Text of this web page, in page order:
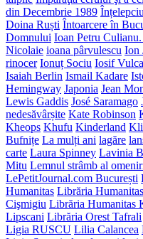
din Decembrie 1989
Doina Ruști Întoarcere în
Domnului Ioan Petru
Nicolaie ioana pârvulescu Ion
rinocer Ionuț Sociu Iosif
Isaiah Berlin Ismail Kadare
Hemingway Japonia Jean
Lewis Gaddis José Saramago
nedesăvârșite Kate Robinson
Kheops Khufu Kinderland
Bufnițe La mulți ani lagăre
carte Laura Spinney Lavinia
Mitu Lemnul strâmb al
LePetitJournal.com București
Humanitas Librăria
Cişmigiu Librăria Humanitas
Lipscani Librăria Orest Tafrali
Ligia RUSCU Lilia Calancea